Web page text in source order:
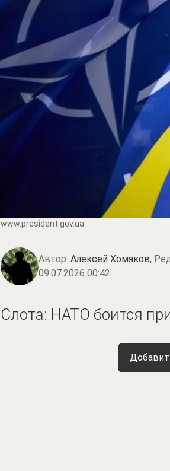
www.prеsidеnt.gоv.uа
Автор: Алексей Хомяков,
09.07.2026 00:42
Слота: НАТО боится